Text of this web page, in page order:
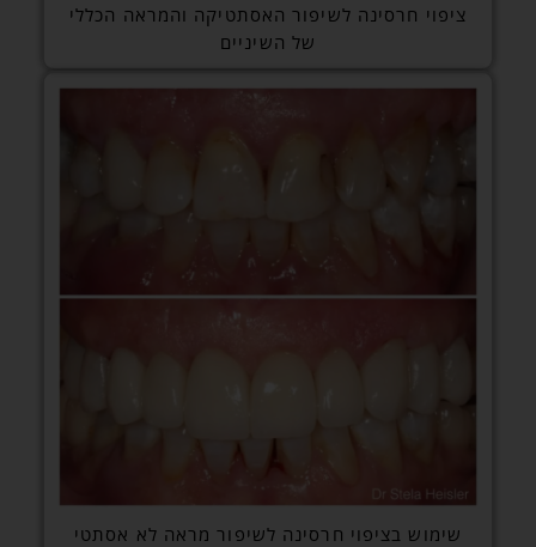
ציפוי חרסינה לשיפור האסתטיקה והמראה הכללי
של השיניים
שימוש בציפוי חרסינה לשיפור מראה לא אסתטי